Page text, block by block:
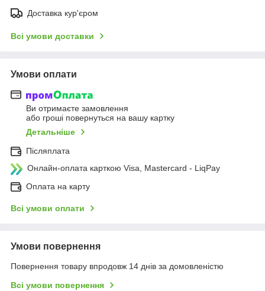
Доставка кур'єром
Всі умови доставки
Умови оплати
Ви отримаєте замовлення
або гроші повернуться на вашу картку
Детальніше
Післяплата
Онлайн-оплата карткою Visa, Mastercard - LiqPay
Оплата на карту
Всі умови оплати
Умови повернення
Повернення товару впродовж 14 днів за домовленістю
Всі умови повернення